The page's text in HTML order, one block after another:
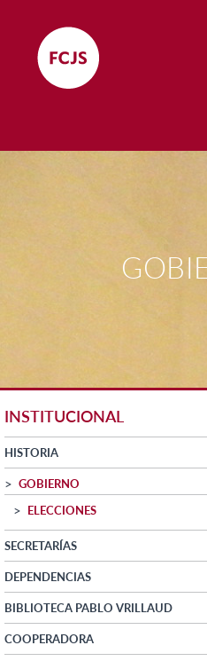
INSTITUCIONAL
HISTORIA
GOBIERNO
ELECCIONES
SECRETARÍAS
DEPENDENCIAS
BIBLIOTECA PABLO VRILLAUD
COOPERADORA